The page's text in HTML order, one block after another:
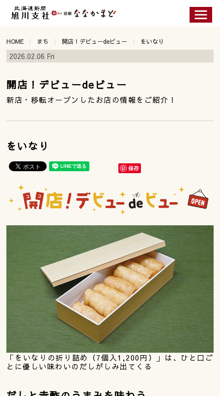
HOME まち 開店！デビューdeビュー をいなり
2026.02.06 Fri
開店！デビューdeビュー
新店・移転オープンしたお店の情報をご紹介！
をいなり
保存
「をいなりの折り詰め（7個入1,200円）」は、ひと口ご
とに優しい味わいのだしがしみ出てくる